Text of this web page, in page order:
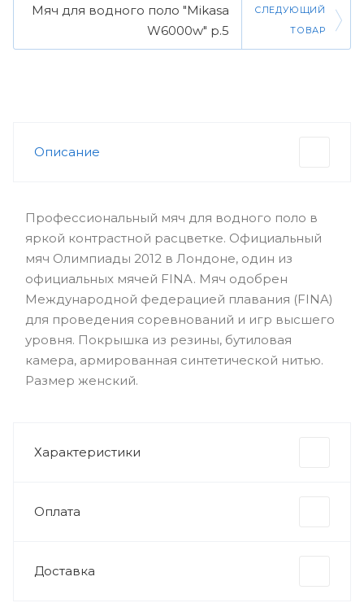
Мяч для водного поло "Mikasa
W6000w" р.5
СЛЕДУЮЩИЙ
ТОВАР
Описание
Профессиональный мяч для водного поло в
яркой контрастной расцветке. Официальный
мяч Олимпиады 2012 в Лондоне, один из
официальных мячей FINA. Мяч одобрен
Международной федерацией плавания (FINA)
для проведения соревнований и игр высшего
уровня. Покрышка из резины, бутиловая
камера, армированная синтетической нитью.
Размер женский.
Характеристики
Оплата
Доставка